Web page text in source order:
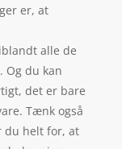
er, at
alle de
Og du kan
det er bare
Tænk også
du helt for, at